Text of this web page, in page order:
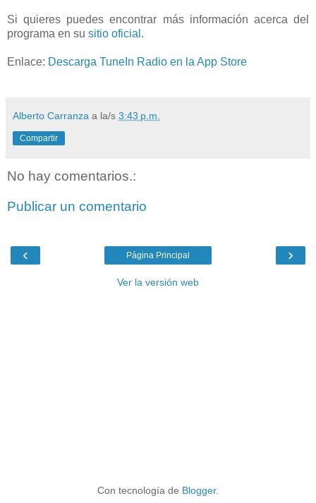
Si quieres puedes encontrar más información acerca del
programa en su sitio oficial.
Enlace: Descarga TuneIn Radio en la App Store
Alberto Carranza a la/s 3:43 p.m.
Compartir
No hay comentarios.:
Publicar un comentario
‹ ›
Página Principal
Ver la versión web
Con tecnología de Blogger.